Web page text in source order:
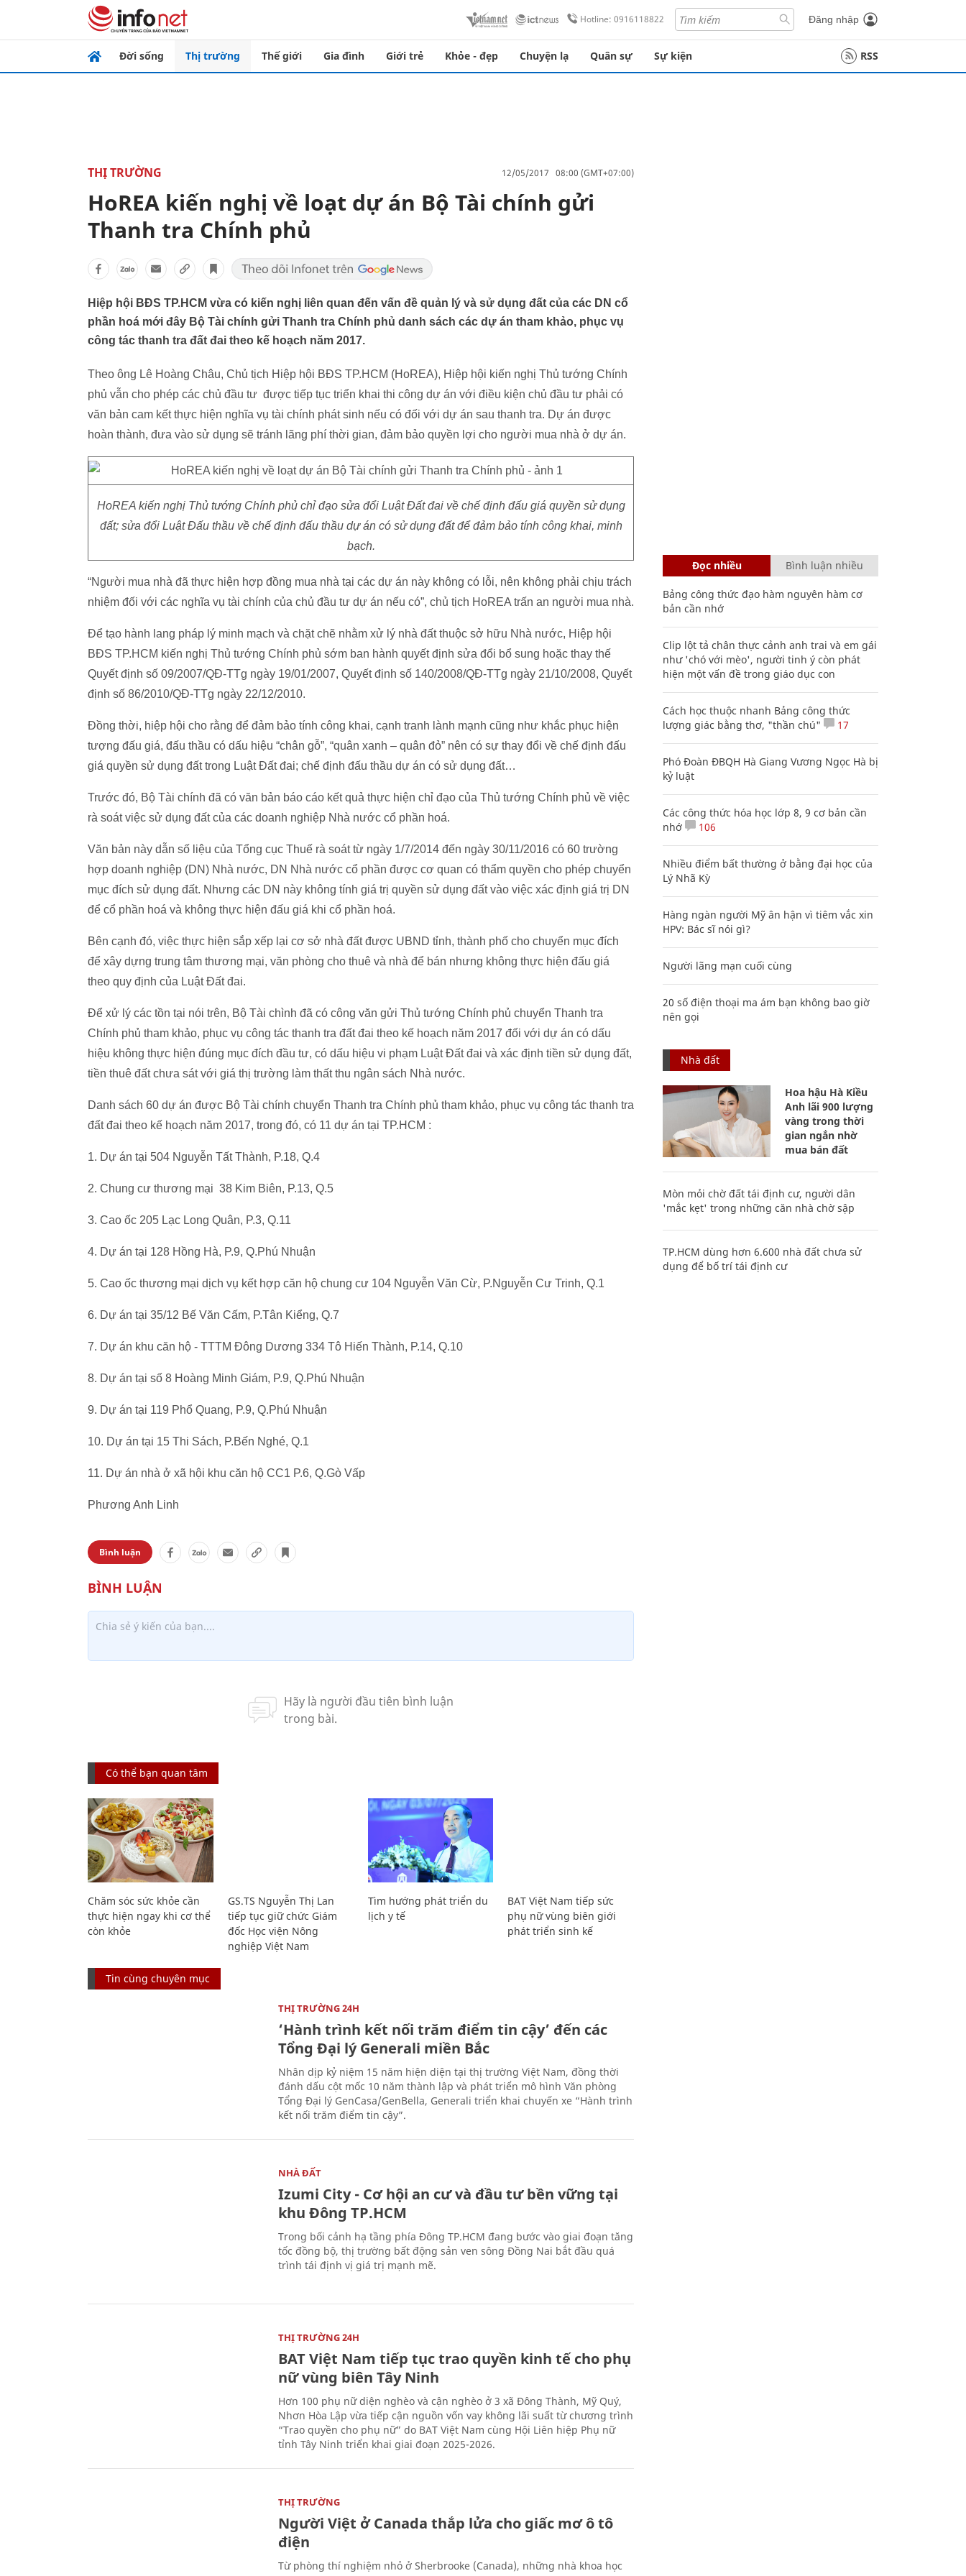
Hotline: 0916118822 Đăng nhập
Đời sống Thị trường Thế giới Gia đình Giới trẻ Khỏe - đẹp Chuyện lạ Quân sự Sự kiện RSS
THỊ TRƯỜNG 12/05/2017 08:00 (GMT+07:00)
HoREA kiến nghị về loạt dự án Bộ Tài chính gửi
Thanh tra Chính phủ
Hiệp hội BĐS TP.HCM vừa có kiến nghị liên quan đến vấn đề quản lý và sử dụng đất của các DN cổ
phần hoá mới đây Bộ Tài chính gửi Thanh tra Chính phủ danh sách các dự án tham khảo, phục vụ
công tác thanh tra đất đai theo kế hoạch năm 2017.
Theo ông Lê Hoàng Châu, Chủ tịch Hiệp hội BĐS TP.HCM (HoREA), Hiệp hội kiến nghị Thủ tướng Chính
phủ vẫn cho phép các chủ đầu tư được tiếp tục triển khai thi công dự án với điều kiện chủ đầu tư phải có
văn bản cam kết thực hiện nghĩa vụ tài chính phát sinh nếu có đối với dự án sau thanh tra. Dự án được
hoàn thành, đưa vào sử dụng sẽ tránh lãng phí thời gian, đảm bảo quyền lợi cho người mua nhà ở dự án.
HoREA kiến nghị Thủ tướng Chính phủ chỉ đạo sửa đổi Luật Đất đai về chế định đấu giá quyền sử dụng
đất; sửa đổi Luật Đấu thầu về chế định đấu thầu dự án có sử dụng đất để đảm bảo tính công khai, minh
bạch.
“Người mua nhà đã thực hiện hợp đồng mua nhà tại các dự án này không có lỗi, nên không phải chịu trách
nhiệm đối với các nghĩa vụ tài chính của chủ đầu tư dự án nếu có”, chủ tịch HoREA trấn an người mua nhà.
Để tạo hành lang pháp lý minh mạch và chặt chẽ nhằm xử lý nhà đất thuộc sở hữu Nhà nước, Hiệp hội
BĐS TP.HCM kiến nghị Thủ tướng Chính phủ sớm ban hành quyết định sửa đổi bổ sung hoặc thay thế
Quyết định số 09/2007/QĐ-TTg ngày 19/01/2007, Quyết định số 140/2008/QĐ-TTg ngày 21/10/2008, Quyết
định số 86/2010/QĐ-TTg ngày 22/12/2010.
Đồng thời, hiệp hội cho rằng để đảm bảo tính công khai, cạnh tranh lành mạnh cũng như khắc phục hiện
tượng đấu giá, đấu thầu có dấu hiệu “chân gỗ”, “quân xanh – quân đỏ” nên có sự thay đổi về chế định đấu
giá quyền sử dụng đất trong Luật Đất đai; chế định đấu thầu dự án có sử dụng đất…
Trước đó, Bộ Tài chính đã có văn bản báo cáo kết quả thực hiện chỉ đạo của Thủ tướng Chính phủ về việc
rà soát việc sử dụng đất của các doanh nghiệp Nhà nước cổ phần hoá.
Văn bản này dẫn số liệu của Tổng cục Thuế rà soát từ ngày 1/7/2014 đến ngày 30/11/2016 có 60 trường
hợp doanh nghiệp (DN) Nhà nước, DN Nhà nước cổ phần được cơ quan có thẩm quyền cho phép chuyển
mục đích sử dụng đất. Nhưng các DN này không tính giá trị quyền sử dụng đất vào việc xác định giá trị DN
để cổ phần hoá và không thực hiện đấu giá khi cổ phần hoá.
Bên cạnh đó, việc thực hiện sắp xếp lại cơ sở nhà đất được UBND tỉnh, thành phố cho chuyển mục đích
để xây dựng trung tâm thương mại, văn phòng cho thuê và nhà để bán nhưng không thực hiện đấu giá
theo quy định của Luật Đất đai.
Để xử lý các tồn tại nói trên, Bộ Tài chình đã có công văn gửi Thủ tướng Chính phủ chuyển Thanh tra
Chính phủ tham khảo, phục vụ công tác thanh tra đất đai theo kế hoạch năm 2017 đối với dự án có dấu
hiệu không thực hiện đúng mục đích đầu tư, có dấu hiệu vi phạm Luật Đất đai và xác định tiền sử dụng đất,
tiền thuê đất chưa sát với giá thị trường làm thất thu ngân sách Nhà nước.
Danh sách 60 dự án được Bộ Tài chính chuyển Thanh tra Chính phủ tham khảo, phục vụ công tác thanh tra
đất đai theo kế hoạch năm 2017, trong đó, có 11 dự án tại TP.HCM :
1. Dự án tại 504 Nguyễn Tất Thành, P.18, Q.4
2. Chung cư thương mại 38 Kim Biên, P.13, Q.5
3. Cao ốc 205 Lạc Long Quân, P.3, Q.11
4. Dự án tại 128 Hồng Hà, P.9, Q.Phú Nhuận
5. Cao ốc thương mại dịch vụ kết hợp căn hộ chung cư 104 Nguyễn Văn Cừ, P.Nguyễn Cư Trinh, Q.1
6. Dự án tại 35/12 Bế Văn Cấm, P.Tân Kiểng, Q.7
7. Dự án khu căn hộ - TTTM Đông Dương 334 Tô Hiến Thành, P.14, Q.10
8. Dự án tại số 8 Hoàng Minh Giám, P.9, Q.Phú Nhuận
9. Dự án tại 119 Phổ Quang, P.9, Q.Phú Nhuận
10. Dự án tại 15 Thi Sách, P.Bến Nghé, Q.1
11. Dự án nhà ở xã hội khu căn hộ CC1 P.6, Q.Gò Vấp
Phương Anh Linh
Bình luận
Có thể bạn quan tâm
Chăm sóc sức khỏe cần
thực hiện ngay khi cơ thể
còn khỏe
GS.TS Nguyễn Thị Lan
tiếp tục giữ chức Giám
đốc Học viện Nông
nghiệp Việt Nam
Tìm hướng phát triển du
lịch y tế
BAT Việt Nam tiếp sức
phụ nữ vùng biên giới
phát triển sinh kế
Tin cùng chuyên mục
THỊ TRƯỜNG 24H
‘Hành trình kết nối trăm điểm tin cậy’ đến các
Tổng Đại lý Generali miền Bắc
Nhân dịp kỷ niệm 15 năm hiện diện tại thị trường Việt Nam, đồng thời
đánh dấu cột mốc 10 năm thành lập và phát triển mô hình Văn phòng
Tổng Đại lý GenCasa/GenBella, Generali triển khai chuyến xe “Hành trình
kết nối trăm điểm tin cậy”.
NHÀ ĐẤT
Izumi City - Cơ hội an cư và đầu tư bền vững tại
khu Đông TP.HCM
Trong bối cảnh hạ tầng phía Đông TP.HCM đang bước vào giai đoạn tăng
tốc đồng bộ, thị trường bất động sản ven sông Đồng Nai bắt đầu quá
trình tái định vị giá trị mạnh mẽ.
THỊ TRƯỜNG 24H
BAT Việt Nam tiếp tục trao quyền kinh tế cho phụ
nữ vùng biên Tây Ninh
Hơn 100 phụ nữ diện nghèo và cận nghèo ở 3 xã Đông Thành, Mỹ Quý,
Nhơn Hòa Lập vừa tiếp cận nguồn vốn vay không lãi suất từ chương trình
“Trao quyền cho phụ nữ” do BAT Việt Nam cùng Hội Liên hiệp Phụ nữ
tỉnh Tây Ninh triển khai giai đoạn 2025-2026.
THỊ TRƯỜNG
Người Việt ở Canada thắp lửa cho giấc mơ ô tô
điện
Từ phòng thí nghiệm nhỏ ở Sherbrooke (Canada), những nhà khoa học
Đọc nhiều Bình luận nhiều
Bảng công thức đạo hàm nguyên hàm cơ
bản cần nhớ
Clip lột tả chân thực cảnh anh trai và em gái
như 'chó với mèo', người tinh ý còn phát
hiện một vấn đề trong giáo dục con
Cách học thuộc nhanh Bảng công thức
lượng giác bằng thơ, "thần chú"
17
Phó Đoàn ĐBQH Hà Giang Vương Ngọc Hà bị
kỷ luật
Các công thức hóa học lớp 8, 9 cơ bản cần
nhớ
106
Nhiều điểm bất thường ở bằng đại học của
Lý Nhã Kỳ
Hàng ngàn người Mỹ ân hận vì tiêm vắc xin
HPV: Bác sĩ nói gì?
Người lãng mạn cuối cùng
20 số điện thoại ma ám bạn không bao giờ
nên gọi
Nhà đất
Hoa hậu Hà Kiều
Anh lãi 900 lượng
vàng trong thời
gian ngắn nhờ
mua bán đất
Mòn mỏi chờ đất tái định cư, người dân
'mắc kẹt' trong những căn nhà chờ sập
TP.HCM dùng hơn 6.600 nhà đất chưa sử
dụng để bố trí tái định cư